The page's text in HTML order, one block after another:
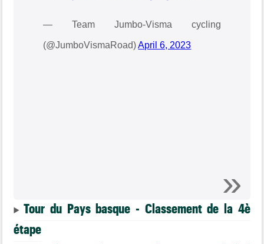
— Team Jumbo-Visma cycling
(@JumboVismaRoad)April 6, 2023
Tour du Pays basque - Classement de la 4è
étape